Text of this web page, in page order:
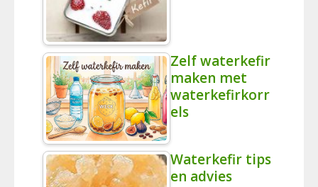
Zelf waterkefir
maken met
waterkefirkorr
els
Waterkefir tips
en advies